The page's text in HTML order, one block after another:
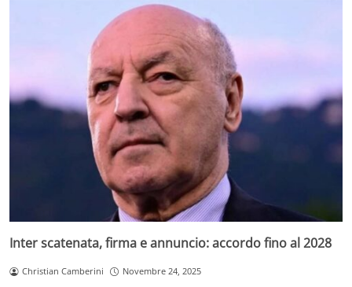
Inter scatenata, firma e annuncio: accordo fino al 2028
Christian Camberini Novembre 24, 2025